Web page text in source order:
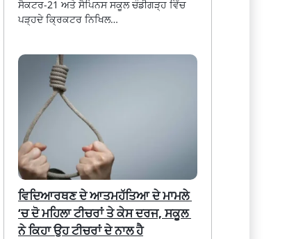
ਸੈਕਟਰ-21 ਅਤੇ ਸੈਪਿਨਸ ਸਕੂਲ ਚੰਡੀਗੜ੍ਹ ਵਿੱਚ
ਪੜ੍ਹਦੇ ਕ੍ਰਿਕਟਰ ਨਿਖਿਲ…
ਵਿਦਿਆਰਥਣ ਦੇ ਆਤਮਹੱਤਿਆ ਦੇ ਮਾਮਲੇ
‘ਚ ਦੋ ਮਹਿਲਾ ਟੀਚਰਾਂ ਤੇ ਕੇਸ ਦਰਜ, ਸਕੂਲ
ਨੇ ਕਿਹਾ ਉਹ ਟੀਚਰਾਂ ਦੇ ਨਾਲ ਹੈ